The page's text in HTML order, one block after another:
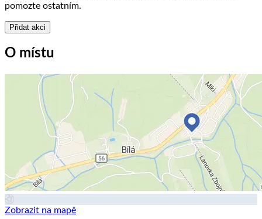
pomozte ostatním.
Přidat akci
O místu
Zobrazit na mapě